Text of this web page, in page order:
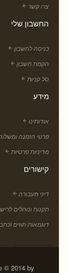
צרו קשר
החשבון שלי
כניסה לחשבון
הקמת חשבון
סל קניות
מידע
אודותינו
פרטי הזמנה
מדיניות פרטיות
קישורים
דיני תעבורה
תקנות ונוהלים
דוגמאות חוזים
© 2014 by